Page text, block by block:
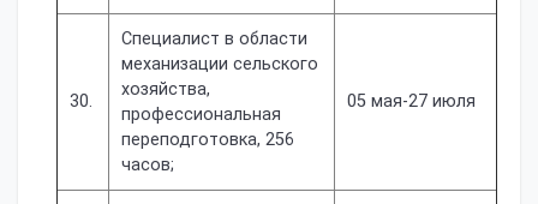
30.
Специалист в области
механизации сельского
хозяйства,
профессиональная
переподготовка, 256
часов;
05 мая-27 июля